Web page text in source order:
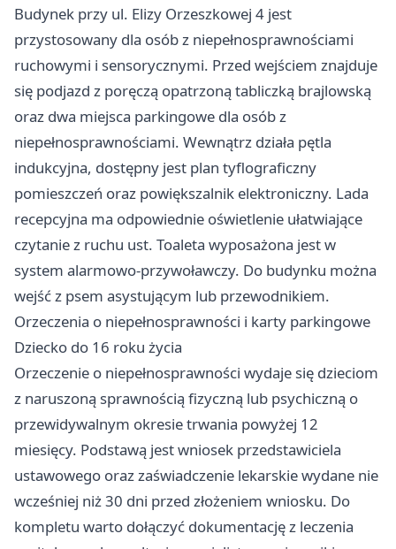
Budynek przy ul. Elizy Orzeszkowej 4 jest
przystosowany dla osób z niepełnosprawnościami
ruchowymi i sensorycznymi. Przed wejściem znajduje
się podjazd z poręczą opatrzoną tabliczką brajlowską
oraz dwa miejsca parkingowe dla osób z
niepełnosprawnościami. Wewnątrz działa pętla
indukcyjna, dostępny jest plan tyflograficzny
pomieszczeń oraz powiększalnik elektroniczny. Lada
recepcyjna ma odpowiednie oświetlenie ułatwiające
czytanie z ruchu ust. Toaleta wyposażona jest w
system alarmowo-przywoławczy. Do budynku można
wejść z psem asystującym lub przewodnikiem.
Orzeczenia o niepełnosprawności i karty parkingowe
Dziecko do 16 roku życia
Orzeczenie o niepełnosprawności wydaje się dzieciom
z naruszoną sprawnością fizyczną lub psychiczną o
przewidywalnym okresie trwania powyżej 12
miesięcy. Podstawą jest wniosek przedstawiciela
ustawowego oraz zaświadczenie lekarskie wydane nie
wcześniej niż 30 dni przed złożeniem wniosku. Do
kompletu warto dołączyć dokumentację z leczenia